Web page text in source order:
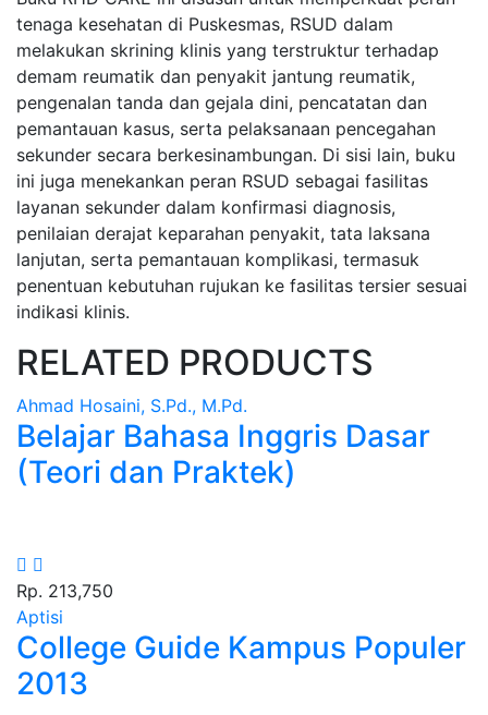
tenaga kesehatan di Puskesmas, RSUD dalam
melakukan skrining klinis yang terstruktur terhadap
demam reumatik dan penyakit jantung reumatik,
pengenalan tanda dan gejala dini, pencatatan dan
pemantauan kasus, serta pelaksanaan pencegahan
sekunder secara berkesinambungan. Di sisi lain, buku
ini juga menekankan peran RSUD sebagai fasilitas
layanan sekunder dalam konfirmasi diagnosis,
penilaian derajat keparahan penyakit, tata laksana
lanjutan, serta pemantauan komplikasi, termasuk
penentuan kebutuhan rujukan ke fasilitas tersier sesuai
indikasi klinis.
RELATED PRODUCTS
Ahmad Hosaini, S.Pd., M.Pd.
Belajar Bahasa Inggris Dasar
(Teori dan Praktek)
Rp. 213,750
Aptisi
College Guide Kampus Populer
2013